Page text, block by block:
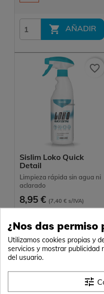
 AÑADIR
Sislim Loko Quick
Detail
Limpieza rápida sin agua ni
aclarado
8,95 € (7,40 € s/IVA)
Formato
 AÑADIR
favorite_border
¿Nos das permiso
Utilizamos cookies propias y
servicios y mostrar publicidad
del usuario.
tune